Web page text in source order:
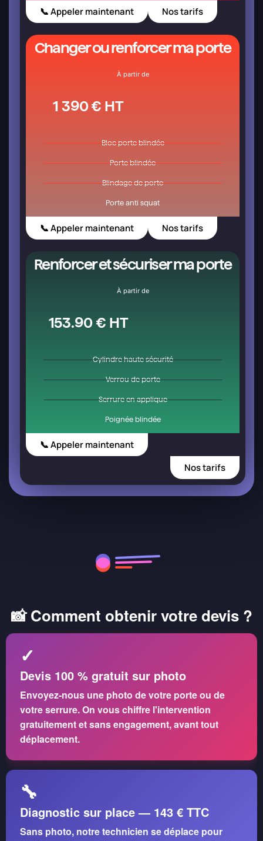
📞 Appeler maintenant Nos tarifs
Changer ou renforcer ma porte
À partir de
1 390 € HT
Bloc porte blindée
Porte blindée
Blindage de porte
Porte anti squat
📞 Appeler maintenant Nos tarifs
Renforcer et sécuriser ma porte
À partir de
153.90 € HT
Cylindre haute sécurité
Verrou de porte
Serrure en applique
Poignée blindée
📞 Appeler maintenant
Nos tarifs
📸 Comment obtenir votre devis ?
✓
Devis 100 % gratuit sur photo
Envoyez-nous une photo de votre porte ou de
votre serrure. On vous chiffre l'intervention
gratuitement et sans engagement, avant tout
déplacement.
🔧
Diagnostic sur place — 143 € TTC
Sans photo, notre technicien se déplace pour